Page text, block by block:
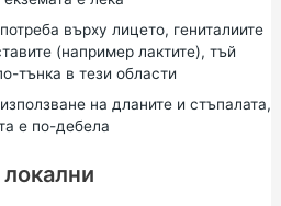
върху лицето, гениталиите
(например лактите), тъй
тънка в тези области
на дланите и стъпалата,
е по-дебела